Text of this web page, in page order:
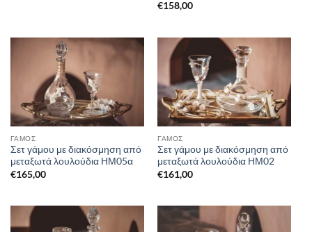
€158,00
ΓΑΜΟΣ
Σετ γάμου με διακόσμηση από
μεταξωτά λουλούδια ΗΜ05α
€165,00
ΓΑΜΟΣ
Σετ γάμου με διακόσμηση από
μεταξωτά λουλούδια ΗΜ02
€161,00